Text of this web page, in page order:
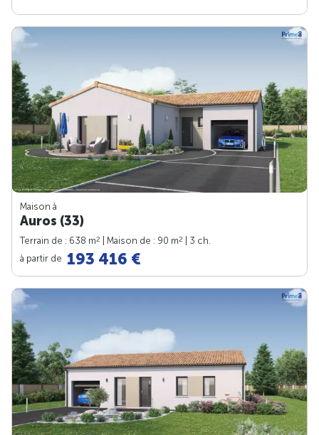
Maison à
Auros (33)
Terrain de : 638 m2 | Maison de : 90 m2
| 3 ch.
à partir de 193 416 €